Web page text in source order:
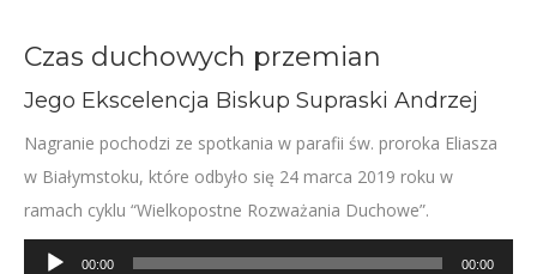
Czas duchowych przemian
Jego Ekscelencja Biskup Supraski Andrzej
Nagranie pochodzi ze spotkania w parafii św. proroka Eliasza
w Białymstoku, które odbyło się 24 marca 2019 roku w
ramach cyklu “Wielkopostne Rozważania Duchowe”.
Odtwarzacz
00:00 00:00